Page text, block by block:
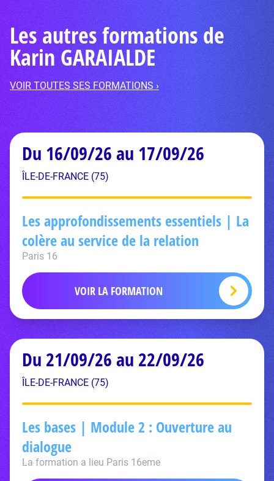
Les autres formations de
Karin GARAIALDE
VOIR TOUTES SES FORMATIONS ›
Du 16/09/26 au 17/09/26
ÎLE-DE-FRANCE (75)
Les approfondissements essentiels | La
colère au service de la relation
Paris 16
VOIR LA FORMATION
Du 21/09/26 au 22/09/26
ÎLE-DE-FRANCE (75)
Les bases | Module 2 : Ouverture au
dialogue
La formation a lieu Paris 16eme